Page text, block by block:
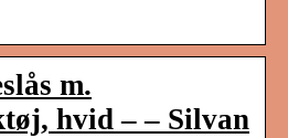
m.
hvid – – Silvan